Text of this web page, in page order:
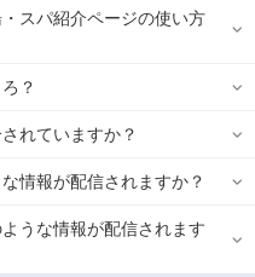
スパ紹介ページの使い方
？
れていますか？
情報が配信されますか？
うな情報が配信されます